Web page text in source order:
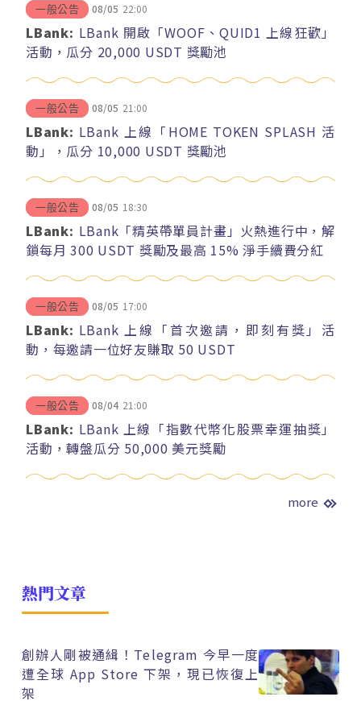
一般公告 08/05 22:00
LBank: LBank 開啟「WOOF、QUID1 上線狂歡」
活動，瓜分 20,000 USDT 獎勵池
一般公告 08/05 21:00
LBank: LBank 上線「HOME TOKEN SPLASH 活
動」，瓜分 10,000 USDT 獎勵池
一般公告 08/05 18:30
LBank: LBank「精英帶單員計畫」火熱進行中，解
鎖每月 300 USDT 獎勵及最高 15% 淨手續費分紅
一般公告 08/05 17:00
LBank: LBank 上線「首次邀請，即刻有獎」活
動，每邀請一位好友賺取 50 USDT
一般公告 08/04 21:00
LBank: LBank 上線「指數代幣化股票幸運抽獎」
活動，轉盤瓜分 50,000 美元獎勵
more
熱門文章
創辦人剛被通緝！Telegram 今早一度
遭全球 App Store 下架，現已恢復上
架